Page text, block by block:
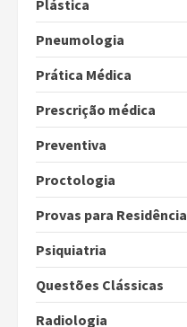
Plástica
Pneumologia
Prática Médica
Prescrição médica
Preventiva
Proctologia
Provas para Residência
Psiquiatria
Questões Clássicas
Radiologia